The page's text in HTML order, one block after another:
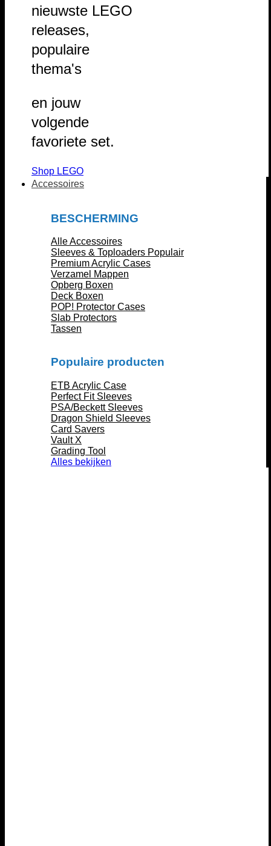
nieuwste LEGO
releases,
populaire
thema's
en jouw
volgende
favoriete set.
Shop LEGO
Accessoires
BESCHERMING
Alle Accessoires
Sleeves & Toploaders
Premium Acrylic Cases
Verzamel Mappen
Opberg Boxen
Deck Boxen
POP! Protector Cases
Slab Protectors
Tassen
Populaire producten
ETB Acrylic Case
Perfect Fit Sleeves
PSA/Beckett Sleeves
Dragon Shield Sleeves
Card Savers
Vault X
Grading Tool
Alles bekijken